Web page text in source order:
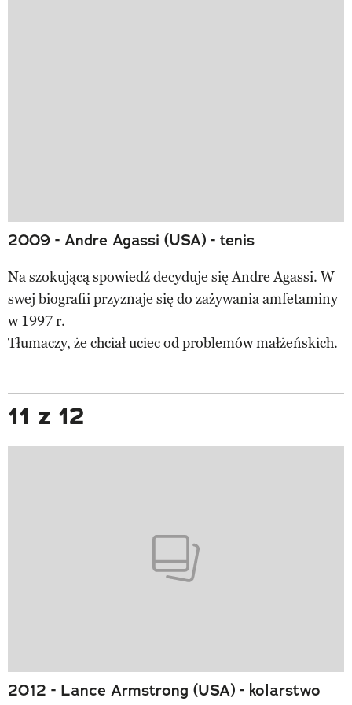
2009 - Andre Agassi (USA) - tenis
Na szokującą spowiedź decyduje się Andre Agassi. W
swej biografii przyznaje się do zażywania amfetaminy
w 1997 r.
Tłumaczy, że chciał uciec od problemów małżeńskich.
11 z 12
2012 - Lance Armstrong (USA) - kolarstwo